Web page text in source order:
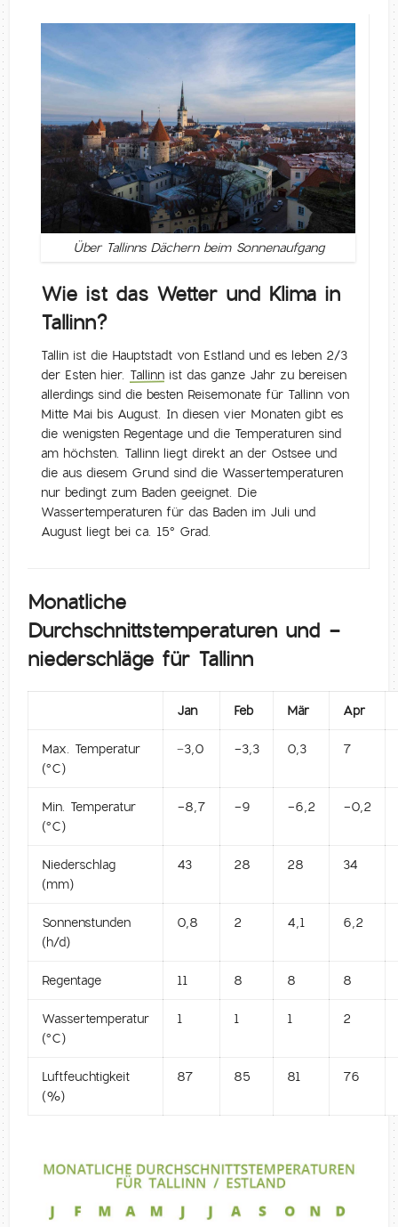
Über Tallinns Dächern beim Sonnenaufgang
Wie ist das Wetter und Klima in
Tallinn?
Tallin ist die Hauptstadt von Estland und es leben 2/3
der Esten hier. Tallinn ist das ganze Jahr zu bereisen
allerdings sind die besten Reisemonate für Tallinn von
Mitte Mai bis August. In diesen vier Monaten gibt es
die wenigsten Regentage und die Temperaturen sind
am höchsten. Tallinn liegt direkt an der Ostsee und
die aus diesem Grund sind die Wassertemperaturen
nur bedingt zum Baden geeignet. Die
Wassertemperaturen für das Baden im Juli und
August liegt bei ca. 15° Grad.
Monatliche
Durchschnittstemperaturen und -
niederschläge für Tallinn
Jan Feb Mär Apr
Max. Temperatur
(°C)
−3,0 -3,3 0,3 7
Min. Temperatur
(°C)
-8,7 -9 -6,2 -0,2
Niederschlag
(mm)
43 28 28 34
Sonnenstunden
(h/d)
0,8 2 4,1 6,2
Regentage 11 8 8 8
Wassertemperatur
(°C)
1 1 1 2
Luftfeuchtigkeit
(%)
87 85 81 76